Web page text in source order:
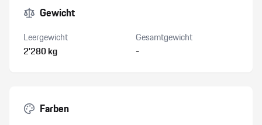
Gewicht
Leergewicht
2’280 kg
Gesamtgewicht
-
Farben